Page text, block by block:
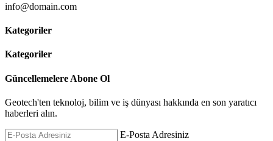
info@domain.com
Kategoriler
Kategoriler
Güncellemelere Abone Ol
Geotech'ten teknoloj, bilim ve iş dünyası hakkında en son yaratıcı
haberleri alın.
E-Posta Adresiniz